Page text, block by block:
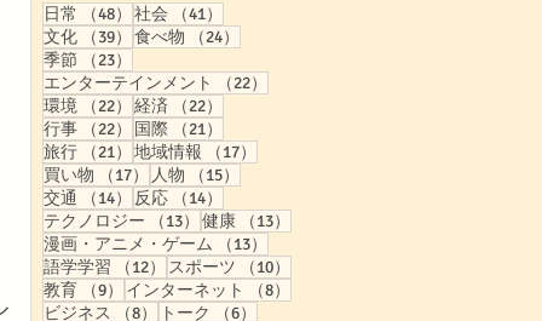
日常 （48） 48件の記事
社会 （41）
文化
（39） 39件の記事
食べ物 （24）
季節
（23）
エンターテインメント
（22）
環境
（22） 22件の記事
経済 （22）
行事
（22） 22件の記事
国際 （21）
旅行
（21） 21件の記事
地域情報 （17）
買い物
（17） 17件の記事
人物 （15）
交通
（14） 14件の記事
反応 （14）
テクノロジー
（13） 13件の記事
健康 （13）
漫画・アニメ・ゲーム
（13）
語学学習
（12） 12件の記事
スポーツ （10）
教育
（9） 9件の記事
インターネット （8）
ビジネス
（8） 8件の記事
トーク （6）